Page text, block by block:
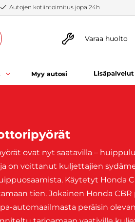
Autojen kotiintoimitus jopa 24h
Varaa huolto
Myy autosi
ovat nyt saatavilla –
on voittanut kuljettajien
Käytetyt Honda
tien. Jokainen Honda CBR
automaailmasta peräisin